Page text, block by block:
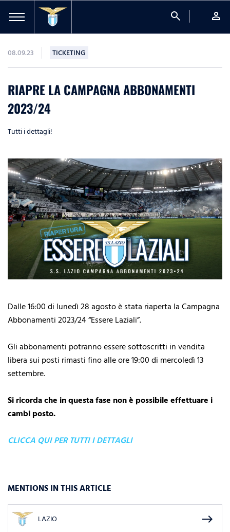
search person
08.09.23 TICKETING
RIAPRE LA CAMPAGNA ABBONAMENTI
2023/24
Tutti i dettagli!
Dalle 16:00 di lunedì 28 agosto è stata riaperta la Campagna
Abbonamenti 2023/24 “Essere Laziali”.
Gli abbonamenti potranno essere sottoscritti in vendita
libera sui posti rimasti fino alle ore 19:00 di mercoledì 13
settembre.
Si ricorda che in questa fase non è possibile effettuare i
cambi posto.
CLICCA QUI PER TUTTI I DETTAGLI
MENTIONS IN THIS ARTICLE
LAZIO east